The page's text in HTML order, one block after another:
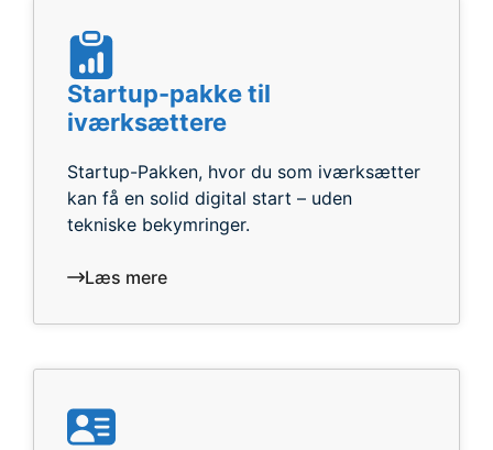
Startup-pakke til
iværksættere
Startup-Pakken, hvor du som iværksætter
kan få en solid digital start – uden
tekniske bekymringer.
Læs mere